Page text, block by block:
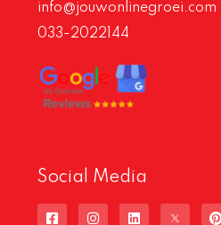
info@jouwonlinegroei.com
033-2022144
Social Media
F
I
L
P